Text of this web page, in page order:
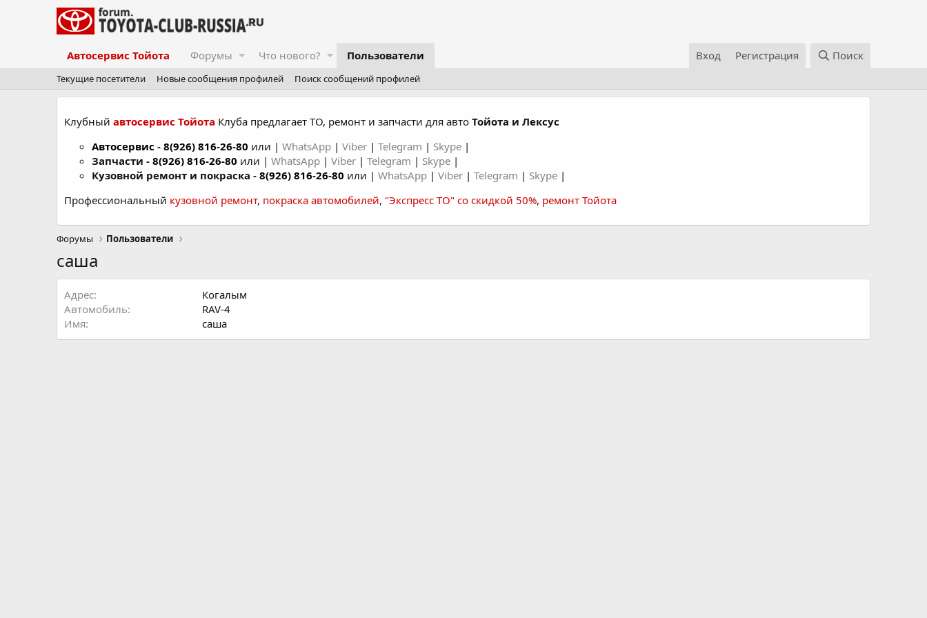
Автосервис Тойота Форумы Что нового? Пользователи Вход Регистрация Поиск
Текущие посетители Новые сообщения профилей Поиск сообщений профилей
Клубный автосервис Тойота Клуба предлагает ТО, ремонт и запчасти для авто Тойота и Лексус
Автосервис - 8(926) 816-26-80 или | WhatsApp | Viber | Telegram | Skype |
Запчасти - 8(926) 816-26-80 или | WhatsApp | Viber | Telegram | Skype |
Кузовной ремонт и покраска - 8(926) 816-26-80 или | WhatsApp | Viber | Telegram | Skype |
Профессиональный кузовной ремонт, покраска автомобилей, "Экспресс ТО" со скидкой 50%, ремонт Тойота
Форумы Пользователи
саша
Адрес
Когалым
Автомобиль
RAV-4
Имя
саша